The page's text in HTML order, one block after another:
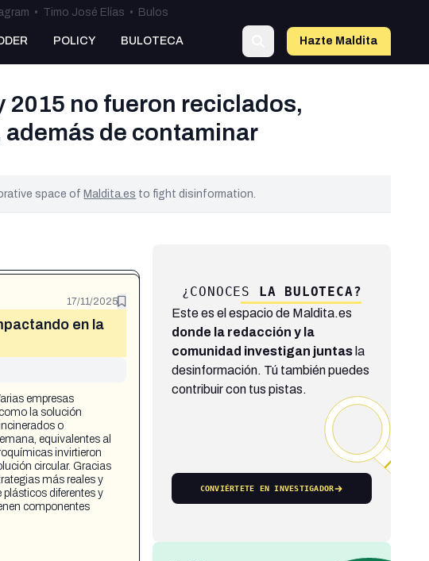
• Timo José Elías • Bulos
POLICY BULOTECA Hazte Maldita
2015 no fueron reciclados,
además de contaminar
space ofMaldita.es to fight disinformation.
17/11/2025
en la
empresas
la solución
o
equivalentes al
invirtieron
circular. Gracias
más reales y
diferentes y
componentes
¿CONOCES LA BULOTECA?
Este es el espacio de Maldita.es
donde la redacción y la
comunidad investigan juntasla
desinformación. Tú también puedes
contribuir con tus pistas.
CONVIÉRTETE EN INVESTIGADOR